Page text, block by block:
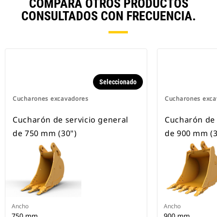
COMPARA OTROS PRODUCTOS
CONSULTADOS CON FRECUENCIA.
Cucharones excavadores
Seleccionado
Cucharón de servicio general
de 750 mm (30")
Ancho
Cucharones
Cucharón
de 900 mm
Ancho